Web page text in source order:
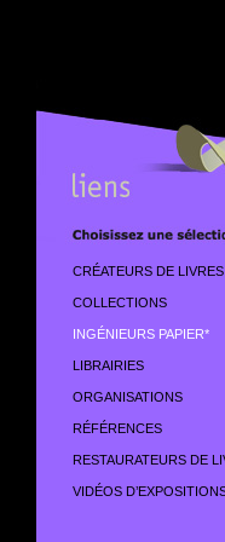
CRÉATEURS DE
COLLECTIONS
INGÉNIEURS PAPIER*
LIBRAIRIES
ORGANISATIONS
RÉFÉRENCES
RESTAURATEURS DE
VIDÉOS